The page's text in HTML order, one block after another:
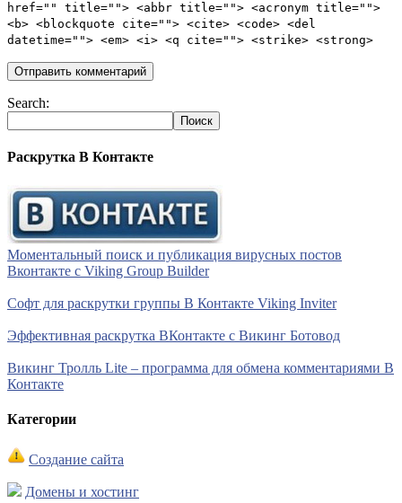
href="" title=""> <abbr title=""> <acronym title="">
<b> <blockquote cite=""> <cite> <code> <del
datetime=""> <em> <i> <q cite=""> <strike> <strong>
Search:
Раскрутка В Контакте
Моментальный поиск и публикация вирусных постов
Вконтакте с Viking Group Builder
Софт для раскрутки группы В Контакте Viking Inviter
Эффективная раскрутка ВКонтакте с Викинг Ботовод
Викинг Тролль Lite – программа для обмена комментариями В
Контакте
Категории
Создание сайта
Домены и хостинг